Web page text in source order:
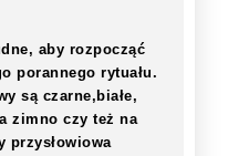
aby rozpocząć
porannego rytuału.
są czarne,białe,
zimno czy też na
przysłowiowa